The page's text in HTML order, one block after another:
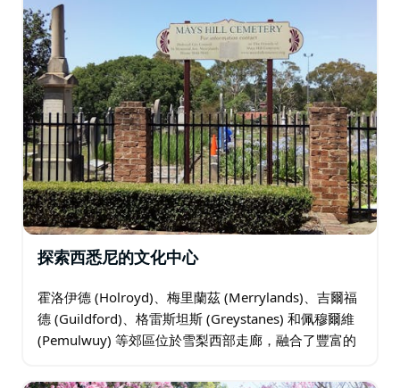
探索西悉尼的文化中心
霍洛伊德 (Holroyd)、梅里蘭茲 (Merrylands)、吉爾福
德 (Guildford)、格雷斯坦斯 (Greystanes) 和佩穆爾維
(Pemulwuy) 等郊區位於雪梨西部走廊，融合了豐富的